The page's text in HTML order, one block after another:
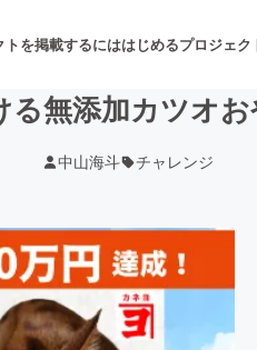
トを掲載するにははじめるプロジェク
舞台
ス開発 フード
る無添加カツオ
中山海斗 チャレンジ